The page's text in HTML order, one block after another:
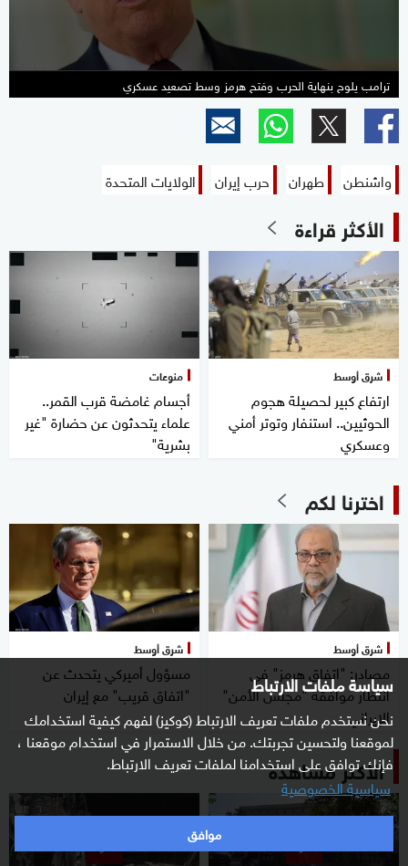
سياسة ملفات الارتباط
نحن نستخدم ملفات تعريف الارتباط (كوكيز) لفهم كيفية استخدامك
لموقعنا ولتحسين تجربتك. من خلال الاستمرار في استخدام موقعنا ،
فإنك توافق على استخدامنا لملفات تعريف الارتباط.
سياسية الخصوصية
موافق
ترامب يلوح بنهاية الحرب وفتح هرمز وسط تصعيد عسكري
واشنطن طهران حرب إيران الولايات المتحدة
الأكثر قراءة
شرق أوسط
ارتفاع كبير لحصيلة هجوم
الحوثيين.. استنفار وتوتر أمني
وعسكري
منوعات
أجسام غامضة قرب القمر..
علماء يتحدثون عن حضارة "غير
بشرية"
اخترنا لكم
شرق أوسط
مصادر: "اتفاق هرمز" في
انتظار موافقة "مجلس الأمن"
الإيراني
شرق أوسط
مسؤول أميركي يتحدث عن
"اتفاق قريب" مع إيران
الأكثر مشاهدة